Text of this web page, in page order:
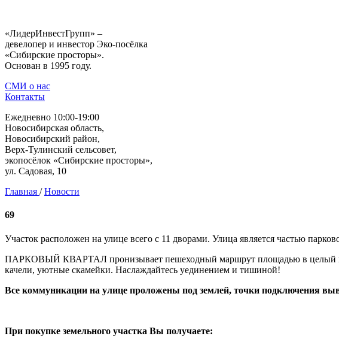
«ЛидерИнвестГрупп» –
девелопер и инвестор Эко-посёлка
«Сибирские просторы».
Основан в 1995 году.
СМИ о нас
Контакты
Ежедневно 10:00-19:00
Новосибирская область,
Новосибирский район,
Верх-Тулинский сельсовет,
экопосёлок «Сибирские просторы»,
ул. Садовая, 10
Главная / Новости
69
Участок расположен на улице всего с 11 дворами. Улица является частью
ПАРКОВЫЙ КВАРТАЛ пронизывает пешеходный маршрут площадью в целый
качели, уютные скамейки. Наслаждайтесь уединением и тишиной!
Все коммуникации на улице проложены под землей, точки подключения
При покупке земельного участка Вы получаете: